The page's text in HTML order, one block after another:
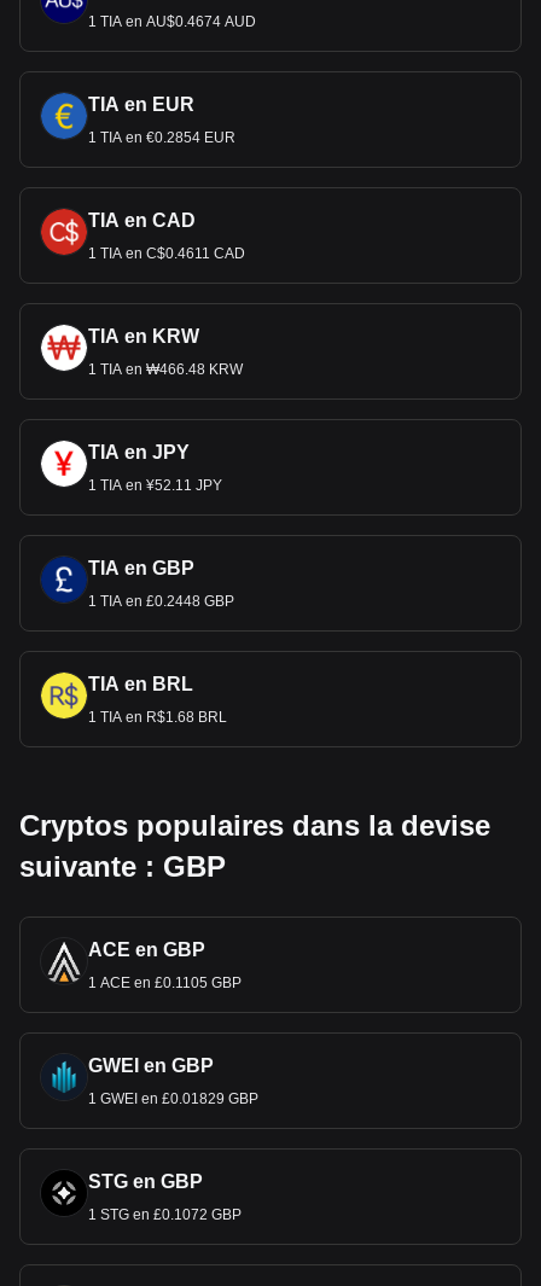
1 TIA en AU$0.4674 AUD
TIA en EUR
1 TIA en €0.2854 EUR
TIA en CAD
1 TIA en C$0.4611 CAD
TIA en KRW
1 TIA en ₩466.48 KRW
TIA en JPY
1 TIA en ¥52.11 JPY
TIA en GBP
1 TIA en £0.2448 GBP
TIA en BRL
1 TIA en R$1.68 BRL
Cryptos populaires dans la devise
suivante : GBP
ACE en GBP
1 ACE en £0.1105 GBP
GWEI en GBP
1 GWEI en £0.01829 GBP
STG en GBP
1 STG en £0.1072 GBP